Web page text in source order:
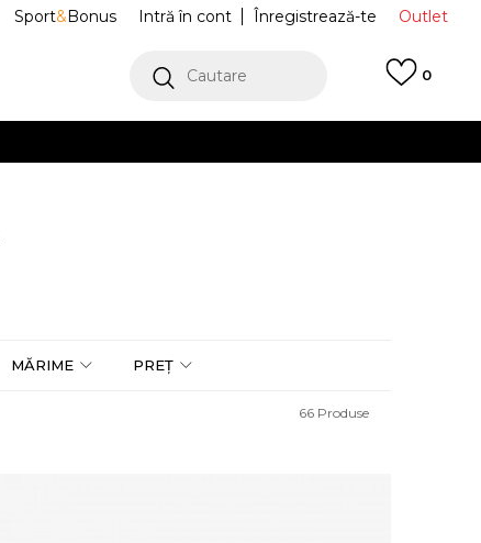
Outlet
Intră în cont Înregistrează-te
Sport&Bonus
Cautare 0
MĂRIME PREȚ
66 Produse